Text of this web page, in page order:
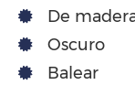
De
Oscuro
Balear